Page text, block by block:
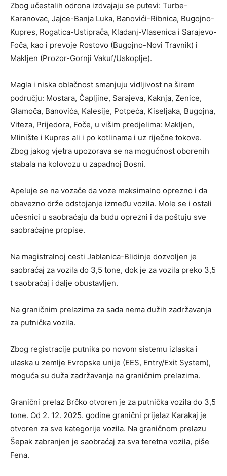
Zbog učestalih odrona izdvajaju se putevi: Turbe-
Karanovac, Jajce-Banja Luka, Banovići-Ribnica, Bugojno-
Kupres, Rogatica-Ustiprača, Kladanj-Vlasenica i Sarajevo-
Foča, kao i prevoje Rostovo (Bugojno-Novi Travnik) i
Makljen (Prozor-Gornji Vakuf/Uskoplje).
Magla i niska oblačnost smanjuju vidljivost na širem
području: Mostara, Čapljine, Sarajeva, Kaknja, Zenice,
Glamoča, Banovića, Kalesije, Potpeća, Kiseljaka, Bugojna,
Viteza, Prijedora, Foče, u višim predjelima: Makljen,
Mlinište i Kupres ali i po kotlinama i uz riječne tokove.
Zbog jakog vjetra upozorava se na mogućnost oborenih
stabala na kolovozu u zapadnoj Bosni.
Apeluje se na vozače da voze maksimalno oprezno i da
obavezno drže odstojanje između vozila. Mole se i ostali
učesnici u saobraćaju da budu oprezni i da poštuju sve
saobraćajne propise.
Na magistralnoj cesti Jablanica-Blidinje dozvoljen je
saobraćaj za vozila do 3,5 tone, dok je za vozila preko 3,5
t saobraćaj i dalje obustavljen.
Na graničnim prelazima za sada nema dužih zadržavanja
za putnička vozila.
Zbog registracije putnika po novom sistemu izlaska i
ulaska u zemlje Evropske unije (EES, Entry/Exit System),
moguća su duža zadržavanja na graničnim prelazima.
Granični prelaz Brčko otvoren je za putnička vozila do 3,5
tone. Od 2. 12. 2025. godine granični prijelaz Karakaj je
otvoren za sve kategorije vozila. Na graničnom prelazu
Šepak zabranjen je saobraćaj za sva teretna vozila, piše
Fena.